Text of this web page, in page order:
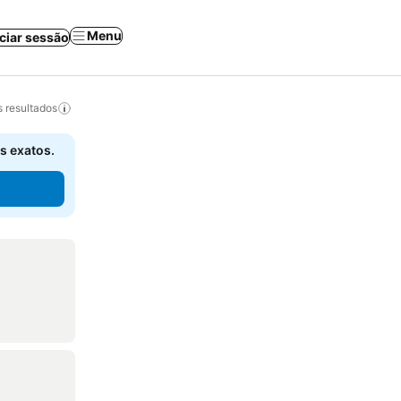
sessão Menu
resultados
exatos.